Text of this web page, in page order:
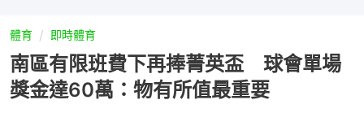
體育 即時體育
南區有限班費下再捧菁英盃 球會單場
獎金達60萬：物有所值最重要